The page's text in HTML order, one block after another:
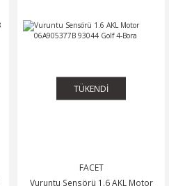
TÜKENDİ
FACET
Vuruntu Sensörü 1.6 AKL Motor